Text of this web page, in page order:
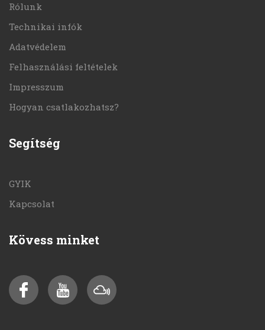
Rólunk
Technikai infók
Adatvédelem
Felhasználási feltételek
Impresszum
Hogyan csatlakozhatsz?
Segítség
GYIK
Kapcsolat
Kövess minket